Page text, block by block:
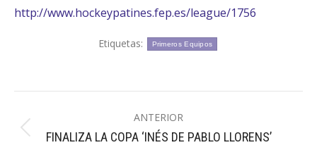
http://www.hockeypatines.fep.es/league/1756
Etiquetas: Primeros Equipos
entre
ANTERIOR
Publicación
FINALIZA LA COPA ‘INÉS DE PABLO LLORENS’